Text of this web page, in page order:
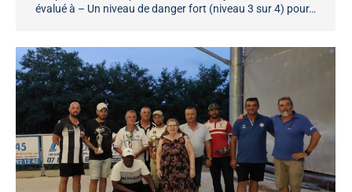
évalué à – Un niveau de danger fort (niveau 3 sur 4) pour…